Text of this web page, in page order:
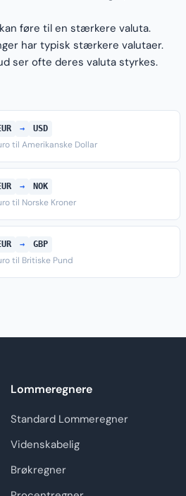
føre til en stærkere valuta.
har typisk stærkere valutaer.
ser ofte deres valuta styrkes.
→ USD
til Amerikanske Dollar
→ NOK
til Norske Kroner
→ GBP
til Britiske Pund
Lommeregnere
Standard Lommeregner
Videnskabelig
Brøkregner